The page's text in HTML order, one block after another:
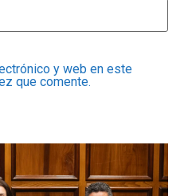
y web en este
que comente.